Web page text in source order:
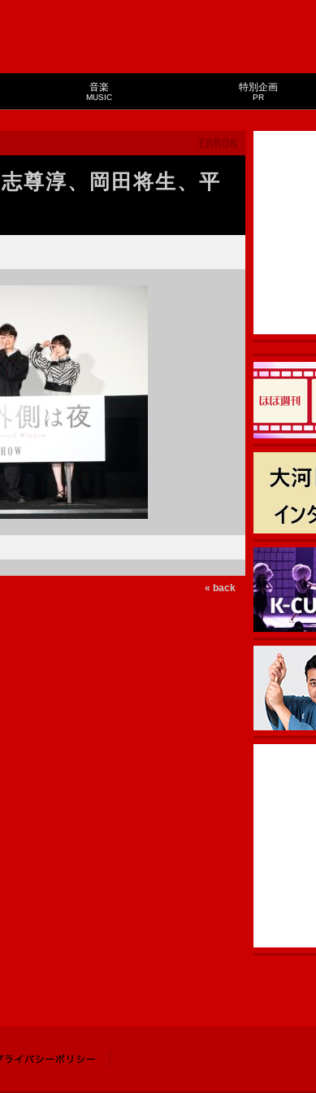
音楽
MUSIC
特別企画
PR
尊淳、岡田将生、平
« back